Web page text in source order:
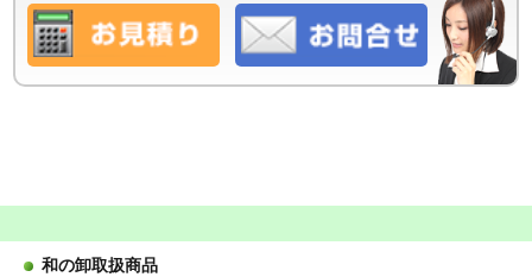
和の卸取扱商品